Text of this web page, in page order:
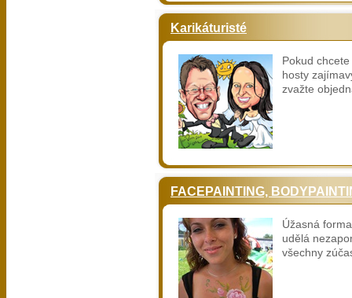
Karikáturisté
Pokud
hosty
zvažte
FACEPAINTING,
Úžasná
udělá
všechny